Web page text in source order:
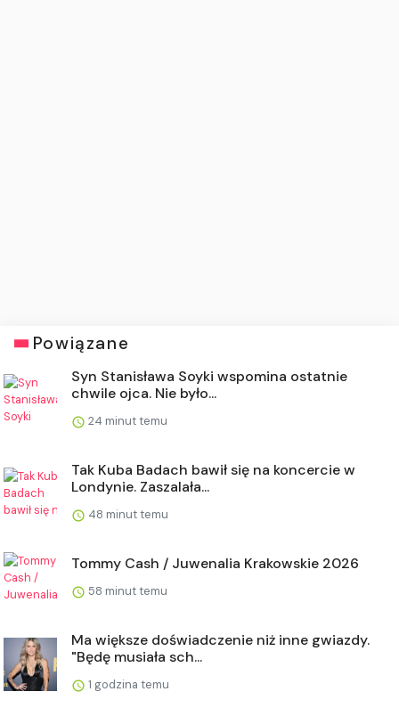
Powiązane
Syn Stanisława Soyki wspomina ostatnie
chwile ojca. Nie było...
24 minut temu
Tak Kuba Badach bawił się na koncercie w
Londynie. Zaszalała...
48 minut temu
Tommy Cash / Juwenalia Krakowskie 2026
58 minut temu
Ma większe doświadczenie niż inne gwiazdy.
"Będę musiała sch...
1 godzina temu